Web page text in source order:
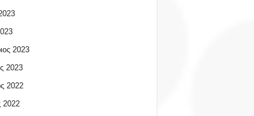
2023
2023
2022
2022